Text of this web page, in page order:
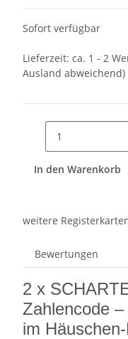
Sofort verfügbar
Lieferzeit: ca. 1 - 2
Ausland abweichend)
In den Warenkorb
weitere
Bewertungen
2 x
Zahlencode
im